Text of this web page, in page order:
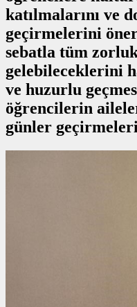
katılmalarını ve
geçirmelerini
sebatla tüm
gelebileceklerini
ve huzurlu
öğrencilerin
günler